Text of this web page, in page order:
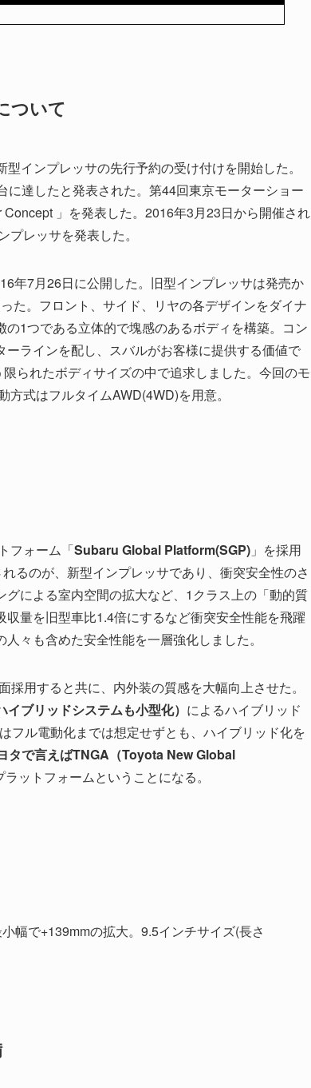
ついて
インプレッサの先行予約の受け付けを開始した。
達したと発表された。第44回東京モーターショー
」を発表した。2016年3月23日から開催され
レッサを発表した。
年7月26日に公開した。旧型インプレッサは発売か
た。フロント、サイド、リヤの各デザインをダイナ
1つである立体的で塊感のあるボディを構築。コン
ラインを配し、スバルがお客様に提供する価値で
られたボディサイズの中で追求しました。今回のモ
式はフルタイムAWD(4WD)を用意。
フォーム「Subaru Global Platform(SGP) 」を採用
るのが、新型インプレッサであり、衝突安全性のさ
による室内空間の拡大など、1クラス上の「動的質
量を旧型車比1.4倍にするなど衝突安全性能を飛躍
々も含めた安全性能を一層強化しました。
用すると共に、内外装の質感を大幅向上させた。
ブリッドシステムも小型化） によるハイブリッド
フル電動化までは想定せずとも、ハイブリッド化を
タで言えばTNGA（Toyota New Global
ラットフォームということになる。
幅で+139mmの拡大。9.5インチサイズ(長さ